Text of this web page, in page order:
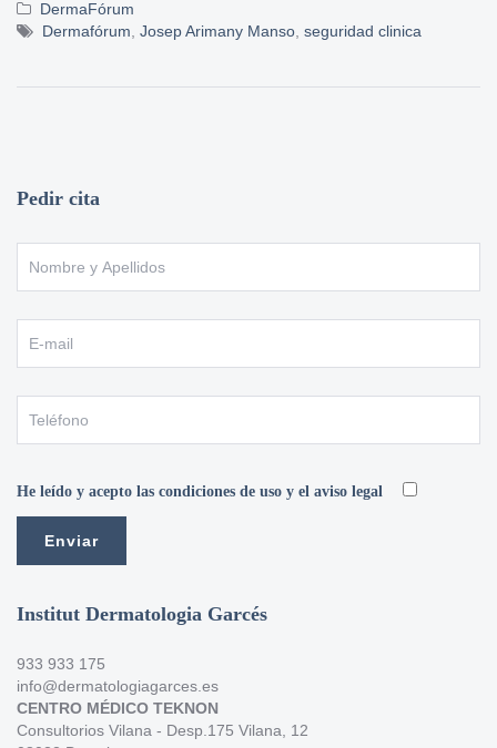
DermaFórum
Dermafórum Josep Arimany Manso seguridad clinica
Pedir cita
He leído y acepto las condiciones de uso y el aviso legal
Institut Dermatologia Garcés
933 933 175
info@dermatologiagarces.es
CENTRO MÉDICO TEKNON
Consultorios Vilana - Desp.175 Vilana, 12